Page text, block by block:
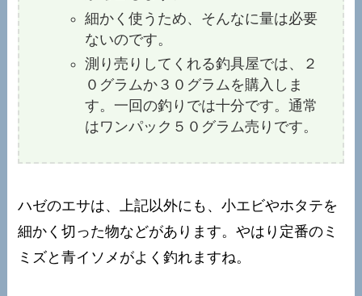
細かく使うため、そんなに量は必要
ないのです。
測り売りしてくれる釣具屋では、２
０グラムか３０グラムを購入しま
す。一回の釣りでは十分です。通常
はワンパック５０グラム売りです。
ハゼのエサは、上記以外にも、小エビやホタテを
細かく切った物などがあります。やはり定番のミ
ミズと青イソメがよく釣れますね。